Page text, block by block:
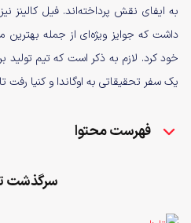
به ایفای نقش پرداخته‌اند. فیل کالینز
داشت که جوایز ویژه‌ای از جمله بهترین
خود کرد. لازم به ذکر است که تیم تولید
یک سفر تحقیقاتی به اوگاندا و کنیا رفت
فهرست محتوا
سرگذشت